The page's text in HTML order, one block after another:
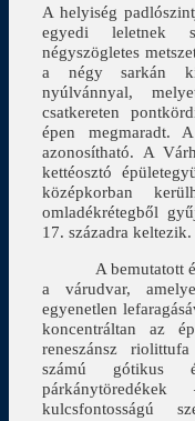
A helyiség
egyedi leletnek
négyszögletes
a négy sarkán
nyúlvánnyal,
csatkereten
épen megmaradt.
azonosítható. A
kettéosztó
középkorban
omladékrétegből
17. századra keltezik.
A bemutatott
a várudvar,
egyenetlen
koncentráltan az
reneszánsz
számú gótikus
kulcsfontosságú